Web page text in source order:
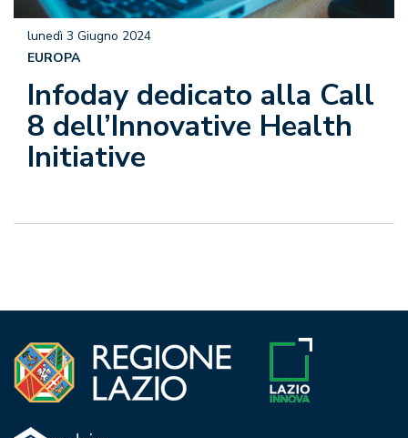
Infoday dedicato alla Call
8 dell’Innovative Health
Initiative
lunedì 3 Giugno 2024
EUROPA